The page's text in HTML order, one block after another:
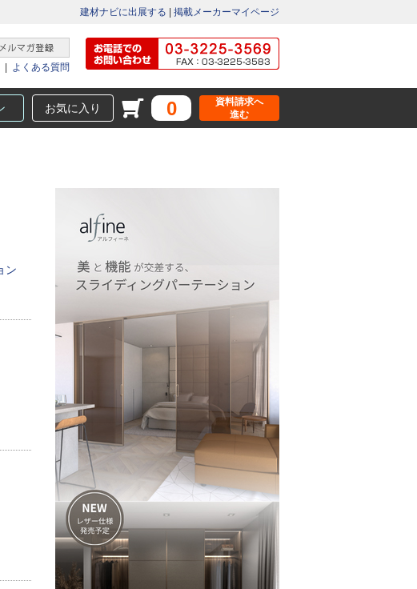
建材ナビに出展する 掲載メーカーマイページ
よくある質問
お気に入り 0
資料請求へ
進む
ン